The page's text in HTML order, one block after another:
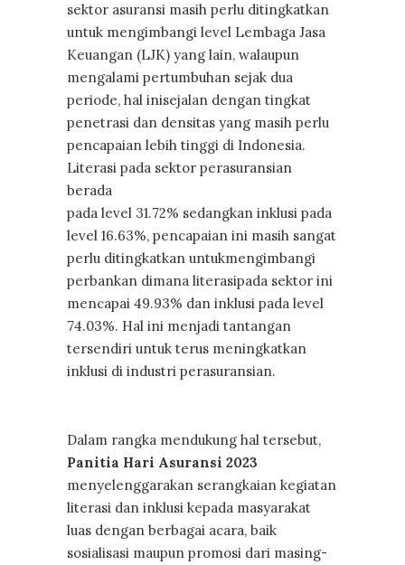
sektor asuransi masih perlu ditingkatkan
untuk mengimbangi level Lembaga Jasa
Keuangan (LJK) yang lain, walaupun
mengalami pertumbuhan sejak dua
periode, hal inisejalan dengan tingkat
penetrasi dan densitas yang masih perlu
pencapaian lebih tinggi di Indonesia.
Literasi pada sektor perasuransian
berada
pada level 31.72% sedangkan inklusi pada
level 16.63%, pencapaian ini masih sangat
perlu ditingkatkan untukmengimbangi
perbankan dimana literasipada sektor ini
mencapai 49.93% dan inklusi pada level
74.03%. Hal ini menjadi tantangan
tersendiri untuk terus meningkatkan
inklusi di industri perasuransian.
Dalam rangka mendukung hal tersebut,
Panitia Hari Asuransi 2023
menyelenggarakan serangkaian kegiatan
literasi dan inklusi kepada masyarakat
luas dengan berbagai acara, baik
sosialisasi maupun promosi dari masing-